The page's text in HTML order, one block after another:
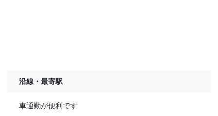
沿線・最寄駅
車通勤が便利です